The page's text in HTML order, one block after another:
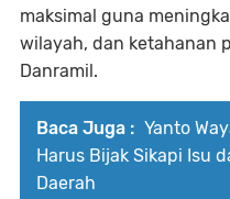
maksimal guna
wilayah, dan ketahanan
Danramil.
Baca Juga : Yanto
Harus Bijak Sikapi Isu
Daerah